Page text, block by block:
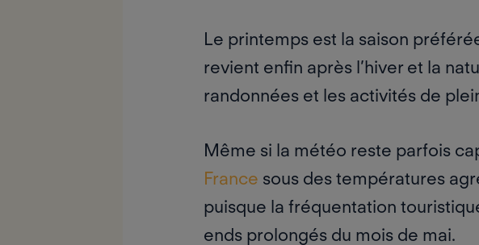
Le printemps est la saison
revient enfin après l’hiver et la
randonnées et les activités de
Même si la météo reste parfois
France sous des températures
puisque la fréquentation
ends prolongés du mois de mai.